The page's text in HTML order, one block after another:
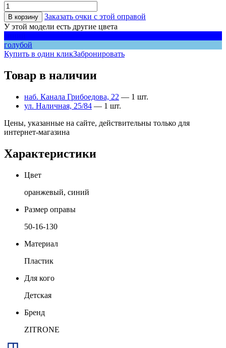
В корзину
Заказать очки с этой оправой
У этой модели есть другие цвета
голубой
Купить в один кликЗабронировать
Товар в наличии
наб. Канала Грибоедова, 22 — 1 шт.
ул. Наличная, 25/84 — 1 шт.
Цены, указанные на сайте, действительны только для
интернет-магазина
Характеристики
Цвет
оранжевый, синий
Размер оправы
50-16-130
Материал
Пластик
Для кого
Детская
Бренд
ZITRONE